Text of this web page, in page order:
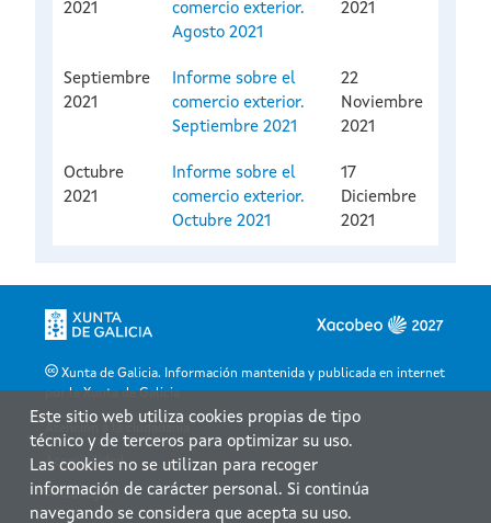
2021
comercio exterior.
Agosto 2021
2021
Septiembre
2021
Informe sobre el
comercio exterior.
Septiembre 2021
22
Noviembre
2021
Octubre
2021
Informe sobre el
comercio exterior.
Octubre 2021
17
Diciembre
2021
Xunta de Galicia. Información mantenida y publicada en internet
por la Xunta de Galicia
Accesibilidad
Aviso legal
Este sitio web utiliza cookies propias de tipo
técnico y de terceros para optimizar su uso.
Las cookies no se utilizan para recoger
información de carácter personal. Si continúa
navegando se considera que acepta su uso.